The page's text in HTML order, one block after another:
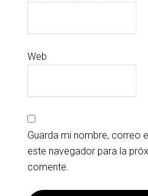
Web
Guarda mi nombre, correo
este navegador para la
comente.